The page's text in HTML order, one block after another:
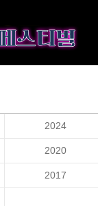
2024
2020
2017